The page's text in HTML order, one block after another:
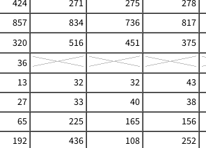
424 271 275 278
857
834 736 817
320
516 451 375
36
13
32 32 43
27
33 40 38
65
225 165 156
192
436 108 252